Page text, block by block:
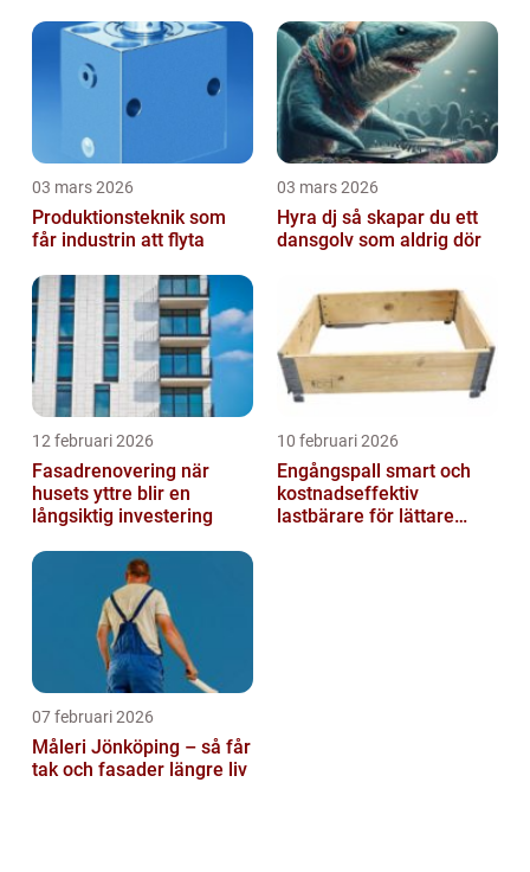
03 mars 2026
Produktionsteknik som
får industrin att flyta
03 mars 2026
Hyra dj så skapar du ett
dansgolv som aldrig dör
12 februari 2026
Fasadrenovering när
husets yttre blir en
långsiktig investering
10 februari 2026
Engångspall smart och
kostnadseffektiv
lastbärare för lättare
07 februari 2026
Måleri Jönköping – så får
tak och fasader längre liv